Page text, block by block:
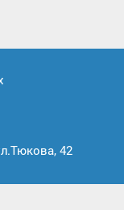
42
Мы